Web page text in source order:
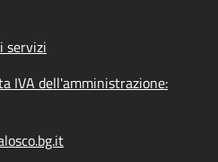
servizi
IVA dell'amministrazione: